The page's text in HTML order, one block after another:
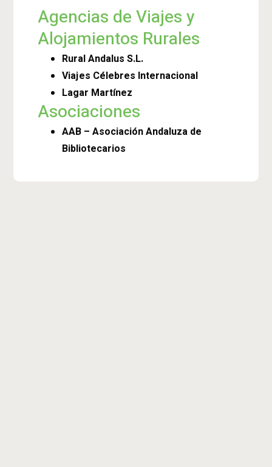
Agencias de Viajes y
Alojamientos Rurales
Rural Andalus S.L.
Viajes Célebres Internacional
Lagar Martínez
Asociaciones
AAB – Asociación Andaluza de
Bibliotecarios